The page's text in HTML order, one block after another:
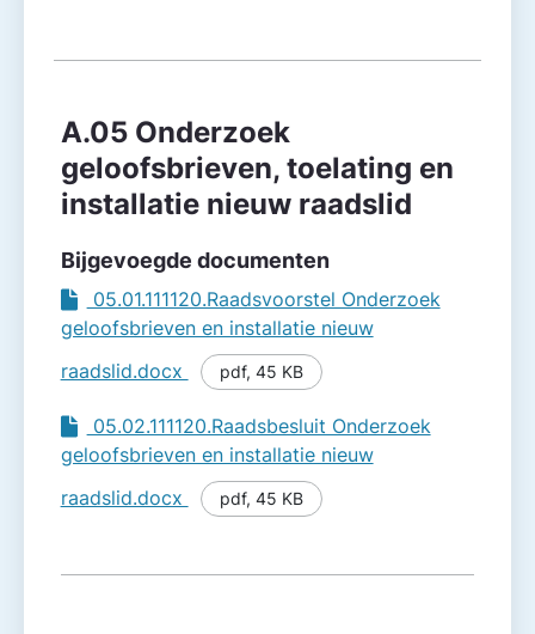
A.05 Onderzoek
geloofsbrieven, toelating en
installatie nieuw raadslid
Bijgevoegde documenten
05.01.111120.Raadsvoorstel Onderzoek
geloofsbrieven en installatie nieuw
raadslid.docx
pdf, 45 KB
05.02.111120.Raadsbesluit Onderzoek
geloofsbrieven en installatie nieuw
raadslid.docx
pdf, 45 KB